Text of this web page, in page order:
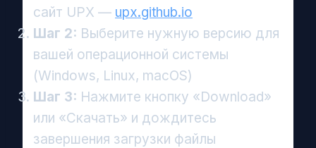
сайт UPX — upx.github.io
Шаг 2: Выберите нужную версию для
вашей операционной системы
(Windows, Linux, macOS)
Шаг 3: Нажмите кнопку «Download»
или «Скачать» и дождитесь
завершения загрузки файлы